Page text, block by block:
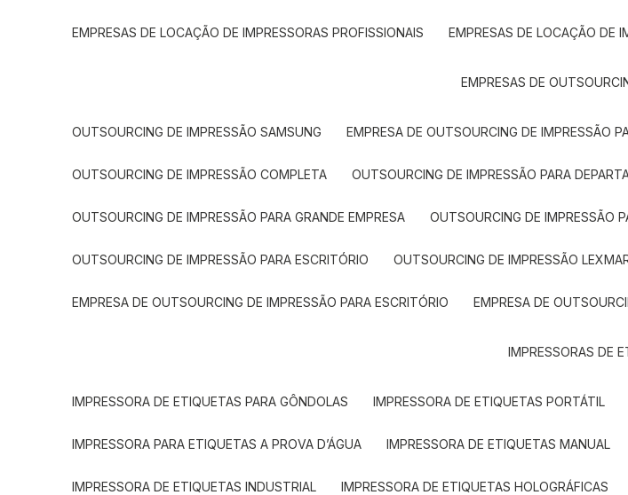
EMPRESAS DE LOCAÇÃO DE IMPRESSORAS PROFISSIONAIS EMPRESAS DE LOCAÇÃO DE
EMPRESAS DE
OUTSOURCING DE IMPRESSÃO SAMSUNG EMPRESA DE OUTSOURCING DE IMPRESSÃO
OUTSOURCING DE IMPRESSÃO COMPLETA OUTSOURCING DE IMPRESSÃO PARA
OUTSOURCING DE IMPRESSÃO PARA GRANDE EMPRESA OUTSOURCING DE IMPRESSÃO
OUTSOURCING DE IMPRESSÃO PARA ESCRITÓRIO OUTSOURCING DE IMPRESSÃO
EMPRESA DE OUTSOURCING DE IMPRESSÃO PARA ESCRITÓRIO EMPRESA DE
IMPRESSORAS DE
IMPRESSORA DE ETIQUETAS PARA GÔNDOLAS IMPRESSORA DE ETIQUETAS PORTÁTIL
IMPRESSORA PARA ETIQUETAS A PROVA D’ÁGUA IMPRESSORA DE ETIQUETAS MANUAL
IMPRESSORA DE ETIQUETAS INDUSTRIAL IMPRESSORA DE ETIQUETAS HOLOGRÁFICAS